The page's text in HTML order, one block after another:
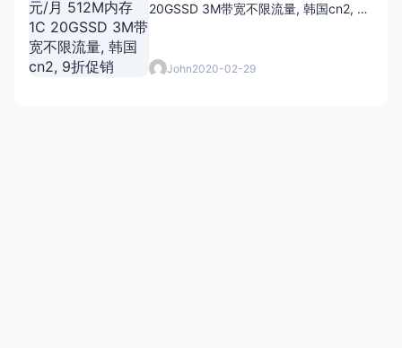
20GSSD 3M带宽不限流量, 韩国cn2, 9
John2020-02-29